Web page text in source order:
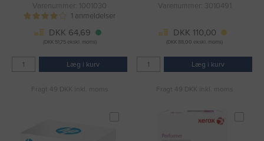
Varenummer: 1001030
1 anmeldelser
DKK 64,69
(DKK 51,75 ekskl. moms)
Læg i kurv
Fragt 49 DKK inkl. moms
Varenummer: 3010491
DKK 110,00
(DKK 88,00 ekskl. moms)
Læg i kurv
Fragt 49 DKK inkl. moms